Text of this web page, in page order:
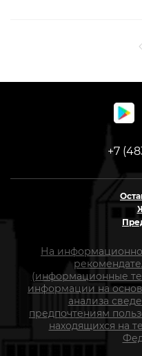
+7
На
(информационные
информации на
анализа
предпочтениям
находящихся на